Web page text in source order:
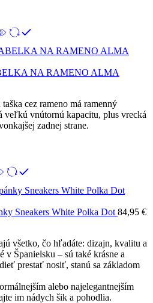
NA RAMENO ALMA
cez rameno má ramenný
veľkú vnútornú kapacitu, plus vrecká
zadnej strane.
Sneakers White Polka Dot 84,95 €
všetko, čo hľadáte: dizajn, kvalitu a
v Španielsku – sú také krásne a
prestať nosiť, stanú sa základom
alebo najelegantnejším
im nádych šik a pohodlia.